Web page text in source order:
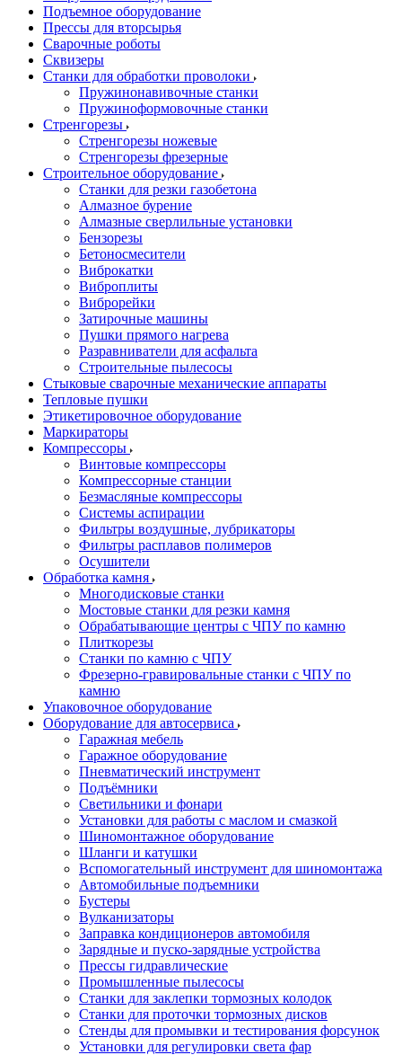
Подъемное оборудование
Прессы для вторсырья
Сварочные роботы
Сквизеры
Станки для обработки проволоки
Пружинонавивочные станки
Пружиноформовочные станки
Стренгорезы
Стренгорезы ножевые
Стренгорезы фрезерные
Строительное оборудование
Станки для резки газобетона
Алмазное бурение
Алмазные сверлильные установки
Бензорезы
Бетоносмесители
Виброкатки
Виброплиты
Виброрейки
Затирочные машины
Пушки прямого нагрева
Разравниватели для асфальта
Строительные пылесосы
Стыковые сварочные механические аппараты
Тепловые пушки
Этикетировочное оборудование
Маркираторы
Компрессоры
Винтовые компрессоры
Компрессорные станции
Безмасляные компрессоры
Системы аспирации
Фильтры воздушные, лубрикаторы
Фильтры расплавов полимеров
Осушители
Обработка камня
Многодисковые станки
Мостовые станки для резки камня
Обрабатывающие центры с ЧПУ по камню
Плиткорезы
Станки по камню с ЧПУ
Фрезерно-гравировальные станки с ЧПУ по
камню
Упаковочное оборудование
Оборудование для автосервиса
Гаражная мебель
Гаражное оборудование
Пневматический инструмент
Подъёмники
Светильники и фонари
Установки для работы с маслом и смазкой
Шиномонтажное оборудование
Шланги и катушки
Вспомогательный инструмент для шиномонтажа
Автомобильные подъемники
Бустеры
Вулканизаторы
Заправка кондиционеров автомобиля
Зарядные и пуско-зарядные устройства
Прессы гидравлические
Промышленные пылесосы
Станки для заклепки тормозных колодок
Станки для проточки тормозных дисков
Стенды для промывки и тестирования форсунок
Установки для регулировки света фар